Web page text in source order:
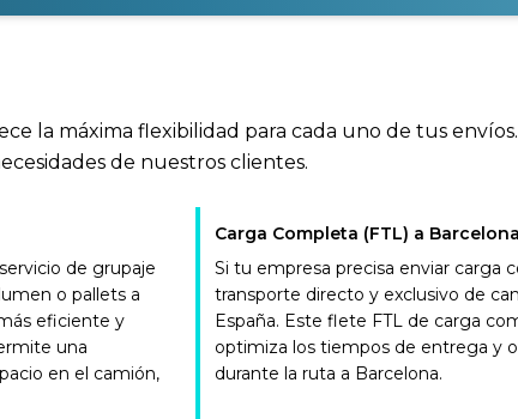
la máxima flexibilidad para cada uno de tus
de nuestros clientes.
de grupaje
o pallets a
eficiente y
una
en el camión,
Carga Completa (FTL) a Barcelona
Si tu empresa precisa enviar carga
transporte directo y exclusivo de
España. Este flete FTL de carga
optimiza los tiempos de entrega y
durante la ruta a Barcelona.